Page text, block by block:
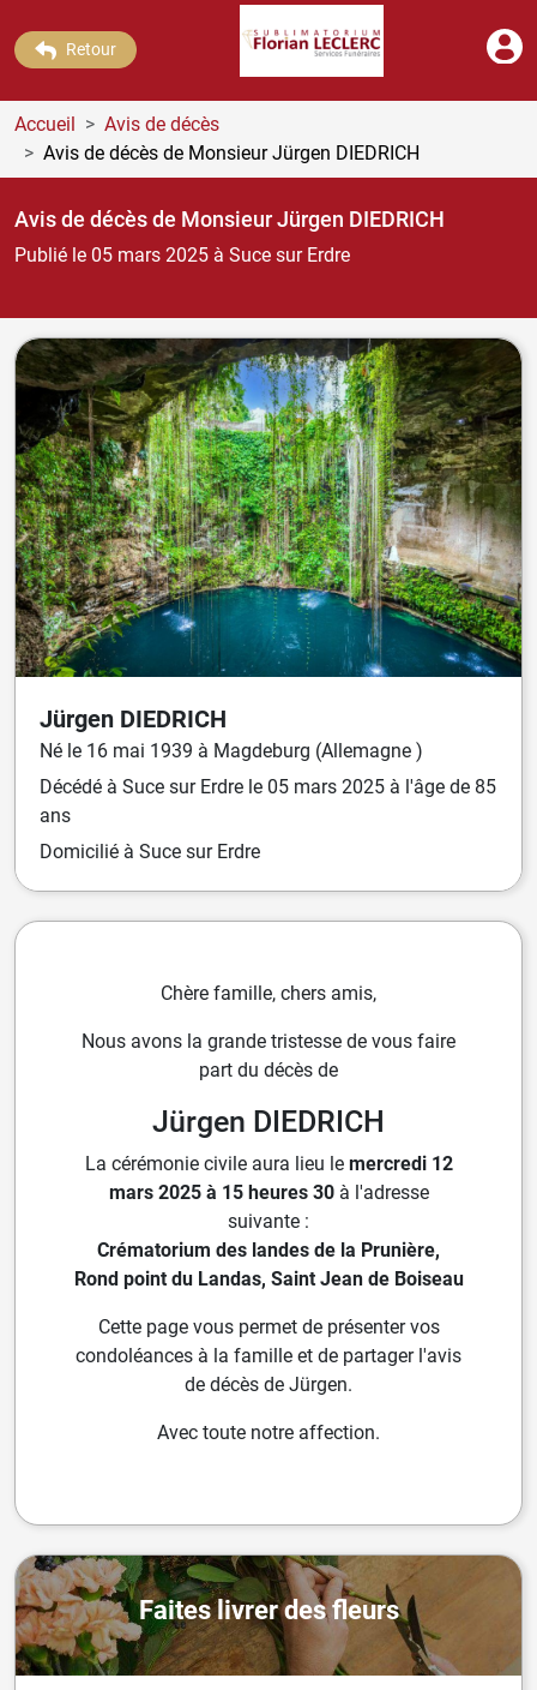
Retour
Accueil
Avis de décès
Avis de décès de Monsieur Jürgen DIEDRICH
Avis de décès de Monsieur Jürgen DIEDRICH
Publié le 05 mars 2025 à Suce sur Erdre
Jürgen DIEDRICH
Né le 16 mai 1939 à Magdeburg (Allemagne )
Décédé à Suce sur Erdre le 05 mars 2025 à l'âge de 85
ans
Domicilié à Suce sur Erdre
Chère famille, chers amis,
Nous avons la grande tristesse de vous faire
part du décès de
Jürgen DIEDRICH
La cérémonie civile aura lieu le mercredi 12
mars 2025 à 15 heures 30à l'adresse
suivante :
Crématorium des landes de la Prunière,
Rond point du Landas, Saint Jean de Boiseau
Cette page vous permet de présenter vos
condoléances à la famille et de partager l'avis
de décès de Jürgen.
Avec toute notre affection.
Faites livrer des fleurs